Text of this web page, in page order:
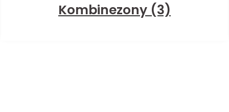
Kombinezony (3)